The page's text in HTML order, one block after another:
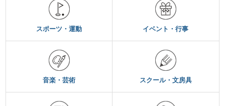
スポーツ・運動 イベント・行事
音楽・芸術 スクール・文房具